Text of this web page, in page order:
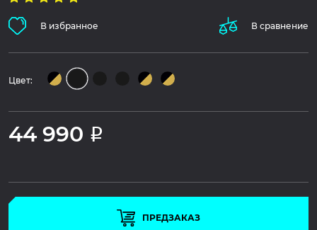
В избранное В сравнение
Цвет:
44 990 Р
ПРЕДЗАКАЗ